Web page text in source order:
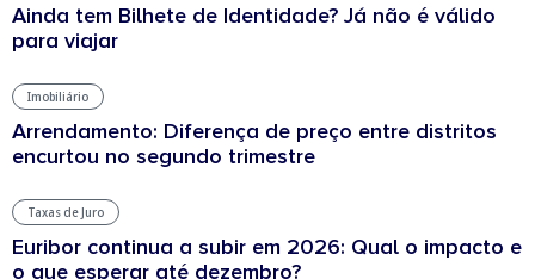
Ainda tem Bilhete de Identidade? Já não é válido
para viajar
Imobiliário
Arrendamento: Diferença de preço entre distritos
encurtou no segundo trimestre
Taxas de Juro
Euribor continua a subir em 2026: Qual o impacto e
o que esperar até dezembro?